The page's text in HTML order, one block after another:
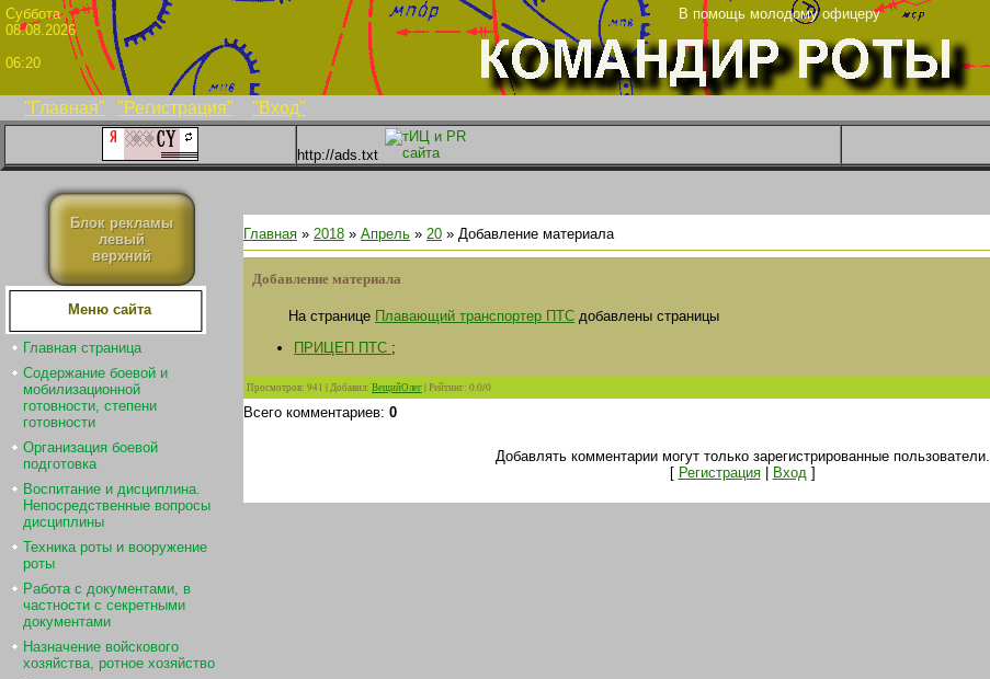
"Главная" "Регистрация" "Вход"
Суббота
В помощь молодому офицеру
08.08.2026
06:20
http://ads.txt
Блок рекламы
левый
верхний
Меню сайта
Главная страница
Содержание боевой и
мобилизационной
готовности, степени
готовности
Организация боевой
подготовка
Воспитание и дисциплина.
Непосредственные вопросы
дисциплины
Техника роты и вооружение
роты
Работа с документами, в
частности с секретными
документами
Назначение войскового
хозяйства, ротное хозяйство
Главная » 2018 » Апрель » 20 » Добавление материала
Добавление материала
На странице Плавающий транспортер ПТС добавлены страницы
ПРИЦЕП ПТС ;
Просмотров: 941 |Добавил: ВещийОлег|Рейтинг: 0.0/0
Всего комментариев: 0
Добавлять комментарии могут только зарегистрированные пользователи.
[ Регистрация| Вход]